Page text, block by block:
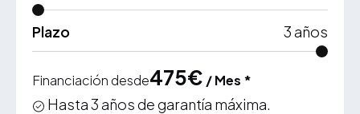
Plazo 3años
Financiación desde475€ / Mes *
Hasta 3 años de garantía máxima.